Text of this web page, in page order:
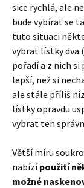
sice rychlá, ale
bude vybírat se
tuto situaci
vybrat lístky dva
pořadí a z nich si
lepší, než si
ale stále příliš
lístky opravdu
vybrat ten
Větší míru
nabízípoužití
možné